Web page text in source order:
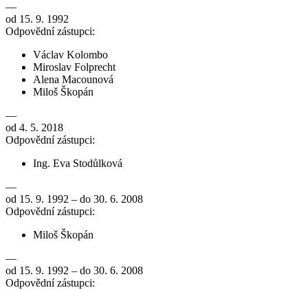
—
od 15. 9. 1992
Odpovědní zástupci:
Václav Kolombo
Miroslav Folprecht
Alena Macounová
Miloš Škopán
—
od 4. 5. 2018
Odpovědní zástupci:
Ing. Eva Stodůlková
—
od 15. 9. 1992 – do 30. 6. 2008
Odpovědní zástupci:
Miloš Škopán
—
od 15. 9. 1992 – do 30. 6. 2008
Odpovědní zástupci: